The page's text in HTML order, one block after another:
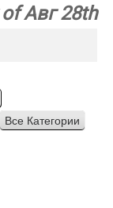
of Авг 28th
Все Категории